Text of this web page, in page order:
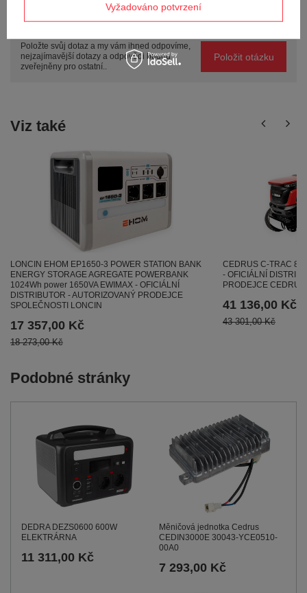
Položte svůj dotaz a my vám ihned odpovíme,
nejzajímavější dotazy a odpovědi budou
zveřejněny pro ostatní..
Položit otázku
Viz také
LONCIN EHOM EP1650-3 POWER STATION BANK
ENERGY STORAGE AGREGATE POWERBANK
1024Wh power 1650VA EWIMAX - OFICIÁLNÍ
DISTRIBUTOR - AUTORIZOVANÝ PRODEJCE
SPOLEČNOSTI LONCIN
17 357,00 Kč
18 273,00 Kč
CEDRUS C-TRAC
- OFICIÁLNÍ
PRODEJCE CEDRUS
41 136,00 Kč
43 301,00 Kč
Podobné stránky
DEDRA DEZS0600 600W
ELEKTRÁRNA
11 311,00 Kč
Měničová jednotka Cedrus
CEDIN3000E 30043-YCE0510-
00A0
7 293,00 Kč
Vyžadováno potvrzení